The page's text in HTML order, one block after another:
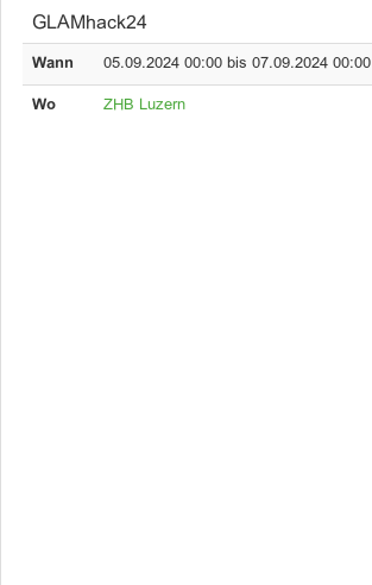
GLAMhack24
Wann 05.09.2024 00:00 bis 07.09.2024 00:00
Wo ZHB Luzern